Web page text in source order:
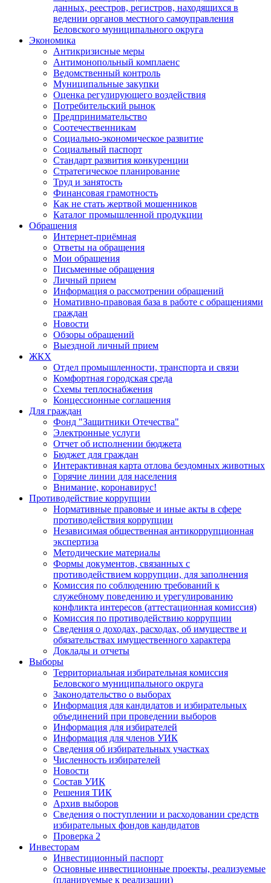
данных, реестров, регистров, находящихся в
ведении органов местного самоуправления
Беловского муниципального округа
Экономика
Антикризисные меры
Антимонопольный комплаенс
Ведомственный контроль
Муниципальные закупки
Оценка регулирующего воздействия
Потребительский рынок
Предпринимательство
Соотечественникам
Социально-экономическое развитие
Социальный паспорт
Стандарт развития конкуренции
Стратегическое планирование
Труд и занятость
Финансовая грамотность
Как не стать жертвой мошенников
Каталог промышленной продукции
Обращения
Интернет-приёмная
Ответы на обращения
Мои обращения
Письменные обращения
Личный прием
Информация о рассмотрении обращений
Номативно-правовая база в работе с обращениями
граждан
Новости
Обзоры обращений
Выездной личный прием
ЖКХ
Отдел промышленности, транспорта и связи
Комфортная городская среда
Схемы теплоснабжения
Концессионные соглашения
Для граждан
Фонд "Защитники Отечества"
Электронные услуги
Отчет об исполнении бюджета
Бюджет для граждан
Интерактивная карта отлова бездомных животных
Горячие линии для населения
Внимание, коронавирус!
Противодействие коррупции
Нормативные правовые и иные акты в сфере
противодействия коррупции
Независимая общественная антикоррупционная
экспертиза
Методические материалы
Формы документов, связанных с
противодействием коррупции, для заполнения
Комиссия по соблюдению требований к
служебному поведению и урегулированию
конфликта интересов (аттестационная комиссия)
Комиссия по противодействию коррупции
Сведения о доходах, расходах, об имуществе и
обязательствах имущественного характера
Доклады и отчеты
Выборы
Территориальная избирательная комиссия
Беловского муниципального округа
Законодательство о выборах
Информация для кандидатов и избирательных
объединений при проведении выборов
Информация для избирателей
Информация для членов УИК
Сведения об избирательных участках
Численность избирателей
Новости
Состав УИК
Решения ТИК
Архив выборов
Сведения о поступлении и расходовании средств
избирательных фондов кандидатов
Проверка 2
Инвесторам
Инвестиционный паспорт
Основные инвестиционные проекты, реализуемые
(планируемые к реализации)